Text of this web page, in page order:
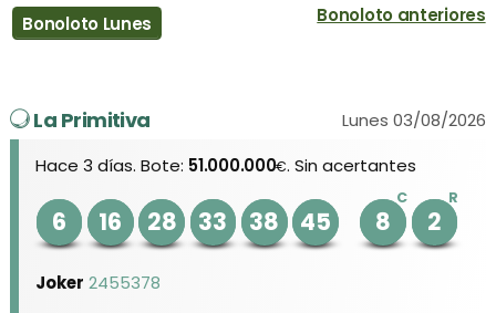
Bonoloto Lunes Bonoloto anteriores
La Primitiva
Lunes 03/08/2026
Hace 3 días. Bote: 51.000.000€. Sin acertantes
6 16 28 33 38 45
C
8
R
2
Joker 2455378